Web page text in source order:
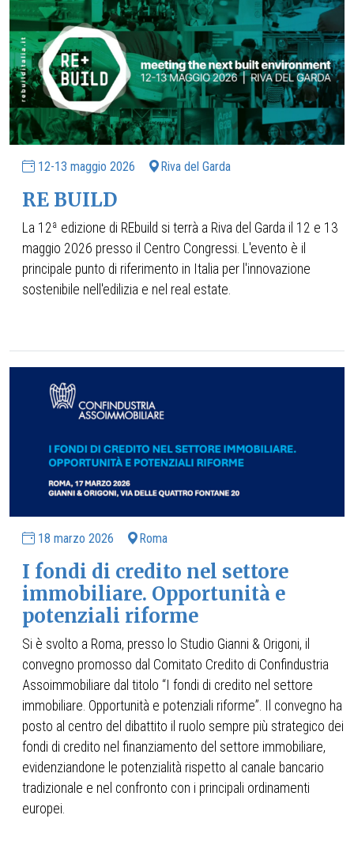
12-13 maggio 2026 Riva del Garda
RE BUILD
La 12ª edizione di REbuild si terrà a Riva del Garda il 12 e 13
maggio 2026 presso il Centro Congressi. L'evento è il
principale punto di riferimento in Italia per l'innovazione
sostenibile nell'edilizia e nel real estate.
18 marzo 2026 Roma
I fondi di credito nel settore
immobiliare. Opportunità e
potenziali riforme
Si è svolto a Roma, presso lo Studio Gianni & Origoni, il
convegno promosso dal Comitato Credito di Confindustria
Assoimmobiliare dal titolo “I fondi di credito nel settore
immobiliare. Opportunità e potenziali riforme”. Il convegno ha
posto al centro del dibattito il ruolo sempre più strategico dei
fondi di credito nel finanziamento del settore immobiliare,
evidenziandone le potenzialità rispetto al canale bancario
tradizionale e nel confronto con i principali ordinamenti
europei.